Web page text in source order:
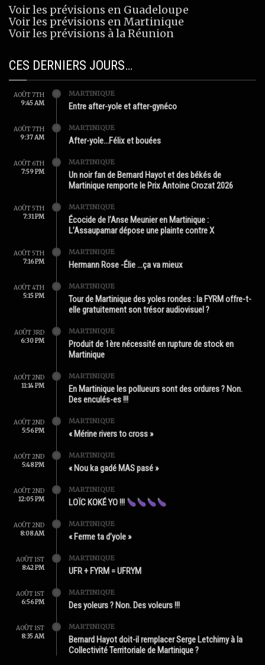
Voir les prévisions en Guadeloupe
Voir les prévisions en Martinique
Voir les prévisions à la Réunion
CES DERNIERS JOURS…
AOÛT 7TH
9:45 AM
MARTINIQUE
Entre after-yole et after-gynéco
AOÛT 7TH
9:37 AM
MARTINIQUE
After-yole…Félix et bouées
AOÛT 6TH
7:59 PM
MARTINIQUE
Un noir fan de Bernard Hayot et des békés de
Martinique remporte le Prix Antoine Crozat 2026
AOÛT 5TH
7:31 PM
MARTINIQUE
Écocide de l’Anse Meunier en Martinique :
L’Assaupamar dépose une plainte contre X
AOÛT 5TH
7:16 PM
MARTINIQUE
Hermann Rose -Élie …ça va mieux
AOÛT 4TH
5:15 PM
MARTINIQUE
Tour de Martinique des yoles rondes : la FYRM offre-t-
elle gratuitement son trésor audiovisuel ?
AOÛT 3RD
6:30 PM
MARTINIQUE
Produit de 1ère nécessité en rupture de stock en
Martinique
AOÛT 2ND
11:14 PM
MARTINIQUE
En Martinique les pollueurs sont des ordures ? Non.
Des enculés-es !!!
AOÛT 2ND
5:56 PM
MARTINIQUE
« Mérine rivers to cross »
AOÛT 2ND
5:48 PM
MARTINIQUE
« Nou ka gadé MAS pasé »
AOÛT 2ND
12:05 PM
MARTINIQUE
LOÏC KOKÉ YO !!!
AOÛT 2ND
8:08 AM
MARTINIQUE
« Ferme ta d’yole »
AOÛT 1ST
8:42 PM
MARTINIQUE
UFR + FYRM = UFRYM
AOÛT 1ST
6:56 PM
MARTINIQUE
Des yoleurs ? Non. Des voleurs !!!
AOÛT 1ST
8:35 AM
MARTINIQUE
Bernard Hayot doit-il remplacer Serge Letchimy à la
Collectivité Territoriale de Martinique ?